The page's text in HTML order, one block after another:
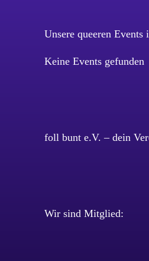
Unsere queeren Events
Keine Events gefunden
foll bunt e.V. – dein
Wir sind Mitglied: